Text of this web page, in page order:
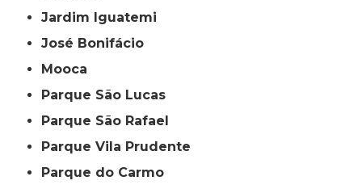
Jardim Iguatemi
José Bonifácio
Mooca
Parque São Lucas
Parque São Rafael
Parque Vila Prudente
Parque do Carmo